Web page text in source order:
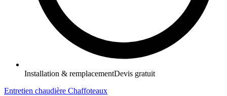
Installation & remplacementDevis gratuit
Entretien chaudière Chaffoteaux